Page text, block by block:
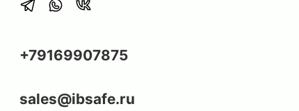
+79169907875
sales@ibsafe.ru